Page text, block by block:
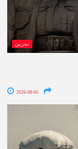
نەرین
2026-08-05